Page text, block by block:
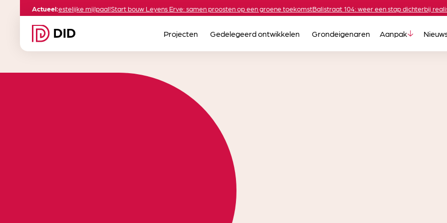
Actueel:
2.2: een feestelijke mijlpaal!Start bouw Leyens Erve: samen proosten op een groene toekomstBalistraat 104: weer een stap dichterbij
Projecten Gedelegeerd ontwikkelen Grondeigenaren Aanpak
algemene